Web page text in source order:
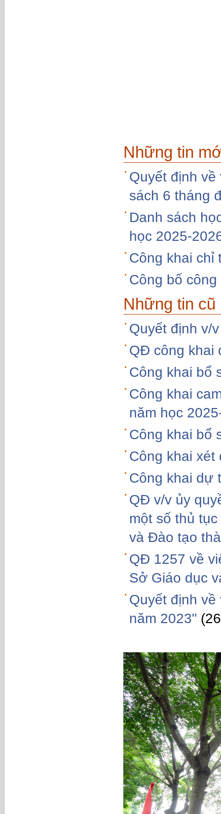
Những tin
Quyết định
sách 6 tháng
Danh sách
học 2025-
Công khai chỉ
Công bố
Những tin cũ
Quyết định v/
QĐ công khai
Công khai bổ
Công khai
năm học
Công khai bổ
Công khai xét
Công khai dự
QĐ v/v ủy
một số thủ
và Đào tạo
QĐ 1257 về
Sở Giáo dục
Quyết định
năm 2023"